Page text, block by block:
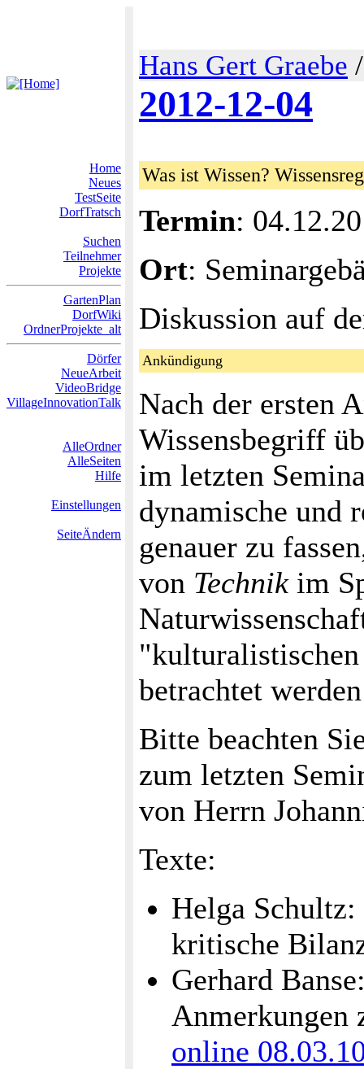
Hans Gert Graebe
2012-12-04
Home
Neues
TestSeite
DorfTratsch
Suchen
Teilnehmer
Projekte
GartenPlan
DorfWiki
OrdnerProjekte_alt
Dörfer
NeueArbeit
VideoBridge
VillageInnovationTalk
AlleOrdner
AlleSeiten
Hilfe
Einstellungen
SeiteÄndern
Was ist Wissen?
Termin:
Ort:
Diskussion auf
Ankündigung
Nach der ersten
Wissensbegriff
im letzten
dynamische und
genauer zu
von Technikim
"kulturalistischen
betrachtet
Bitte beachten
zum letzten
von Herrn
Texte:
Helga
kritische
Gerhard
Anmerkungen
online